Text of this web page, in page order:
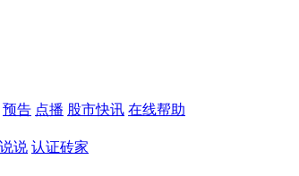
预告 点播 股市快讯 在线帮助
说 认证砖家